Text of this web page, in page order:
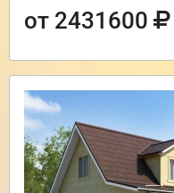
от 2431600